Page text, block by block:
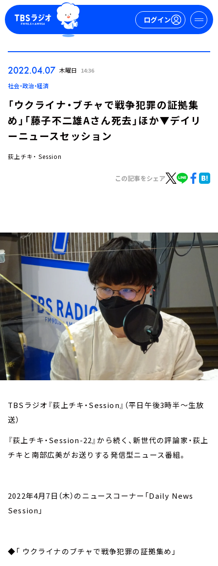
ログイン
イベント・グッズ
YouTube
会社情報
2022.04.07 木曜日 14:36
社会・政治・経済
「ウクライナ・ブチャで戦争犯罪の証拠集
め」「藤子不二雄Aさん死去」ほか▼デイリ
ーニュースセッション
荻上チキ・ Session
この記事をシェア
TBSラジオ『荻上チキ・Session』（平日午後3時半～生放
送）
『荻上チキ・Session-22』から続く、新世代の評論家・荻上
チキと南部広美がお送りする発信型ニュース番組。
2022年4月7日（木）のニュースコーナー「Daily News
Session」
◆「 ウクライナのブチャで戦争犯罪の証拠集め」